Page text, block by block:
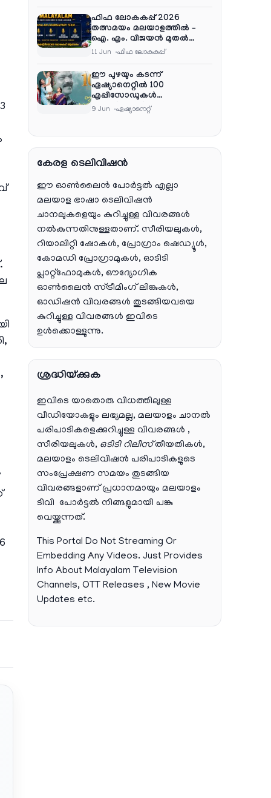
ഫിഫ ലോകകപ്പ് 2026
തത്സമയം മലയാളത്തിൽ –
ഐ. എം. വിജയൻ മുതൽ
ഷൈജു ദാമോദരൻ വരെ
11 Jun ഫിഫ ലോകകപ്പ്
ഈ പുഴയും കടന്ന്
ഏഷ്യാനെറ്റിൽ 100
എപ്പിസോഡുകൾ
പൂർത്തിയാക്കി , സംപ്രേഷണം
9 Jun ഏഷ്യാനെറ്റ്‌
കേരള ടെലിവിഷൻ
ഈ ഓൺലൈൻ പോർട്ടൽ എല്ലാ
മലയാള ഭാഷാ ടെലിവിഷൻ
ചാനലുകളെയും കുറിച്ചുള്ള വിവരങ്ങൾ
നൽകുന്നതിനുള്ളതാണ്. സീരിയലുകൾ,
റിയാലിറ്റി ഷോകൾ, പ്രോഗ്രാം ഷെഡ്യൂൾ,
കോമഡി പ്രോഗ്രാമുകൾ, ഓടിടി
പ്ലാറ്റ്‌ഫോമുകൾ, ഔദ്യോഗിക
ഓൺലൈൻ സ്ട്രീമിംഗ് ലിങ്കുകൾ,
ഓഡിഷൻ വിവരങ്ങൾ തുടങ്ങിയവയെ
കുറിച്ചുള്ള വിവരങ്ങൾ ഇവിടെ
ഉൾക്കൊള്ളുന്നു.
ശ്രദ്ധിയ്ക്കുക
ഇവിടെ യാതൊരു വിധത്തിലുള്ള
വീഡിയോകളും ലഭ്യമല്ല, മലയാളം ചാനല്‍
പരിപാടികളെക്കുറിച്ചുള്ള വിവരങ്ങള്‍ ,
സീരിയലുകള്‍, ഒടിടി റിലീസ്തീയതികള്‍,
മലയാളം ടെലിവിഷന്‍ പരിപാടികളുടെ
സംപ്രേക്ഷണ സമയം തുടങ്ങിയ
വിവരങ്ങളാണ് പ്രധാനമായും മലയാളം
ടിവി പോര്‍ട്ടല്‍ നിങ്ങളുമായി പങ്കു
വെയ്ക്കുന്നത്.
This Portal Do Not Streaming Or
Embedding Any Videos. Just Provides
Info About Malayalam Television
Channels, OTT Releases , New Movie
Updates etc.